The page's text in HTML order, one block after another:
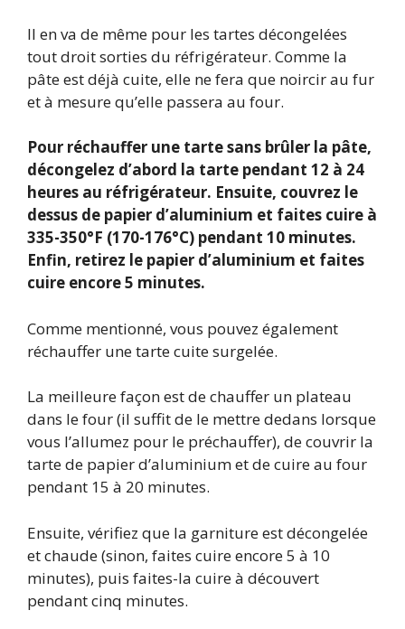
Il en va de même pour les tartes décongelées
tout droit sorties du réfrigérateur. Comme la
pâte est déjà cuite, elle ne fera que noircir au fur
et à mesure qu’elle passera au four.
Pour réchauffer une tarte sans brûler la pâte,
décongelez d’abord la tarte pendant 12 à 24
heures au réfrigérateur. Ensuite, couvrez le
dessus de papier d’aluminium et faites cuire à
335-350°F (170-176°C) pendant 10 minutes.
Enfin, retirez le papier d’aluminium et faites
cuire encore 5 minutes.
Comme mentionné, vous pouvez également
réchauffer une tarte cuite surgelée.
La meilleure façon est de chauffer un plateau
dans le four (il suffit de le mettre dedans lorsque
vous l’allumez pour le préchauffer), de couvrir la
tarte de papier d’aluminium et de cuire au four
pendant 15 à 20 minutes.
Ensuite, vérifiez que la garniture est décongelée
et chaude (sinon, faites cuire encore 5 à 10
minutes), puis faites-la cuire à découvert
pendant cinq minutes.